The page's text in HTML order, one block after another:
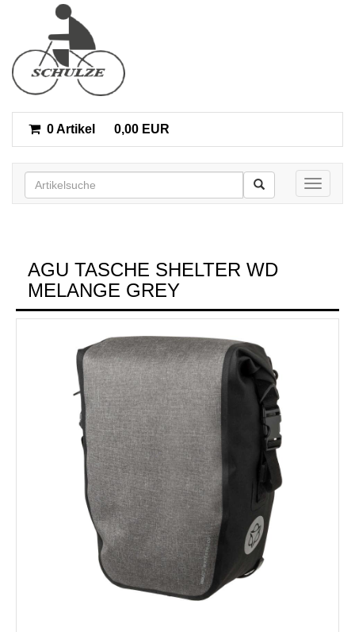
0 Artikel 0,00 EUR
Toggle
AGU TASCHE SHELTER WD
MELANGE GREY